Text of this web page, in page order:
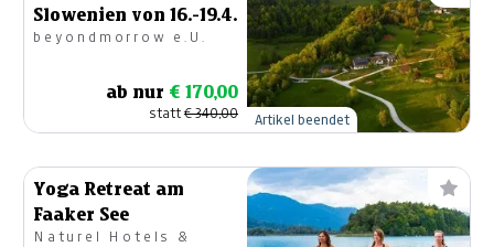
Slowenien von 16.-19.4.
beyondmorrow e.U.
ab nur € 170,00
statt€ 340,00 Artikel beendet
Yoga Retreat am
Faaker See
Naturel Hotels &